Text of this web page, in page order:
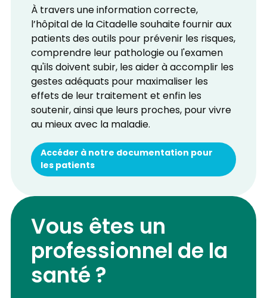
À travers une information correcte,
l’hôpital de la Citadelle souhaite fournir aux
patients des outils pour prévenir les risques,
comprendre leur pathologie ou l'examen
qu'ils doivent subir, les aider à accomplir les
gestes adéquats pour maximaliser les
effets de leur traitement et enfin les
soutenir, ainsi que leurs proches, pour vivre
au mieux avec la maladie.
Accéder à notre documentation pour
les patients
Vous êtes un
professionnel de la
santé ?